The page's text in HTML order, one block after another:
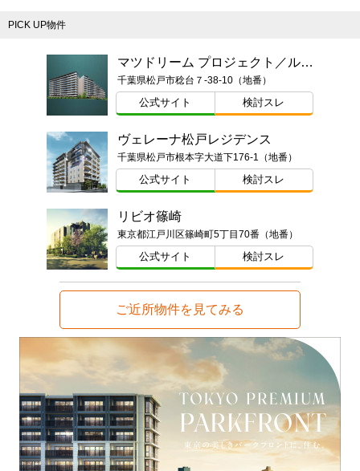
PICK UP物件
マツドリーム プロジェクト／ルネ松戸みのり台
千葉県松戸市稔台７-38-10（地番）
公式サイト 検討スレ
ヴェレーナ松戸レジデンス
千葉県松戸市根本字大道下176-1（地番）
公式サイト 検討スレ
リビオ篠崎
東京都江戸川区篠崎町5丁目70番（地番）
公式サイト 検討スレ
ご近所物件を見てみる